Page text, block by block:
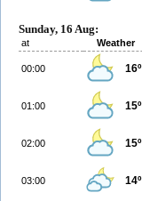
Sunday, 16 Aug:
at Weather
00:00 16º
01:00 15º
02:00 15º
03:00 14º